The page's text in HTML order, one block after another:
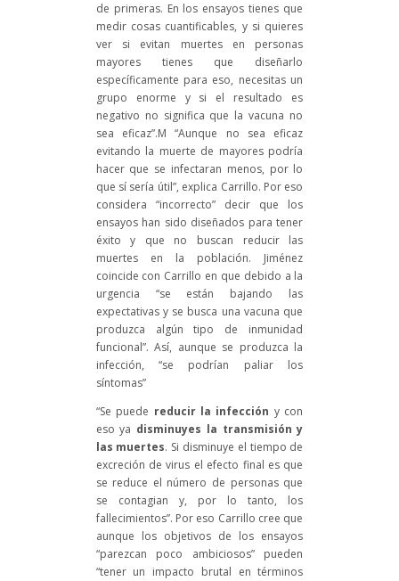
de primeras. En los ensayos tienes que
medir cosas cuantificables, y si quieres
ver si evitan muertes en personas
mayores tienes que diseñarlo
específicamente para eso, necesitas un
grupo enorme y si el resultado es
negativo no significa que la vacuna no
sea eficaz”.M “Aunque no sea eficaz
evitando la muerte de mayores podría
hacer que se infectaran menos, por lo
que sí sería útil”, explica Carrillo. Por eso
considera “incorrecto” decir que los
ensayos han sido diseñados para tener
éxito y que no buscan reducir las
muertes en la población. Jiménez
coincide con Carrillo en que debido a la
urgencia “se están bajando las
expectativas y se busca una vacuna que
produzca algún tipo de inmunidad
funcional”. Así, aunque se produzca la
infección, “se podrían paliar los
síntomas”
“Se puede reducir la infección y con
eso ya disminuyes la transmisión y
las muertes. Si disminuye el tiempo de
excreción de virus el efecto final es que
se reduce el número de personas que
se contagian y, por lo tanto, los
fallecimientos”. Por eso Carrillo cree que
aunque los objetivos de los ensayos
“parezcan poco ambiciosos” pueden
“tener un impacto brutal en términos